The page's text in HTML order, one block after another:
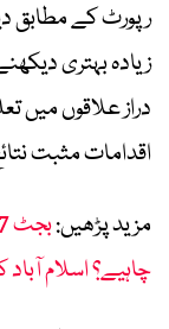
رپورٹ کے مطابق
زیادہ بہتری
دراز علاقوں میں
اقدامات مثبت
مزید پڑھیں:
چاہیے؟ اسلام